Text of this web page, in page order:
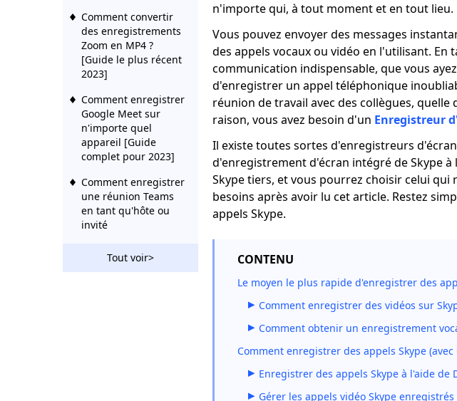
n'importe qui, à tout moment et en tout lieu.
Vous pouvez envoyer des messages
des appels vocaux ou vidéo en l'utilisant. En
communication indispensable, que vous
d'enregistrer un appel téléphonique
réunion de travail avec des collègues, quelle
raison, vous avez besoin d'un Enregistreur
Il existe toutes sortes d'enregistreurs
d'enregistrement d'écran intégré de Skype
Skype tiers, et vous pourrez choisir celui qui
besoins après avoir lu cet article. Restez
appels Skype.
CONTENU
Le moyen le plus rapide d'enregistrer des
Comment enregistrer des vidéos sur
Comment obtenir un enregistrement
Comment enregistrer des appels Skype
Enregistrer des appels Skype à l'aide de
Gérer les appels vidéo Skype enregistrés
Comment convertir
des enregistrements
Zoom en MP4 ?
[Guide le plus récent
2023]
Comment enregistrer
Google Meet sur
n'importe quel
appareil [Guide
complet pour 2023]
Comment enregistrer
une réunion Teams
en tant qu'hôte ou
invité
Comment enregistrer
une réunion Zoom
Tout voir>